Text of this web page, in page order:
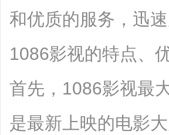
和优质的服务，迅
1086影视的特点、
首先，1086影视最
是最新上映的电影